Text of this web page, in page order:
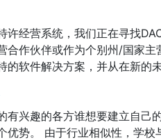
许经营系统，我们正在寻找
合作伙伴或作为个别州/国家
的软件解决方案，并从在新的
有兴趣的各方谁想要建立自己
优势。 由于行业相似性，学